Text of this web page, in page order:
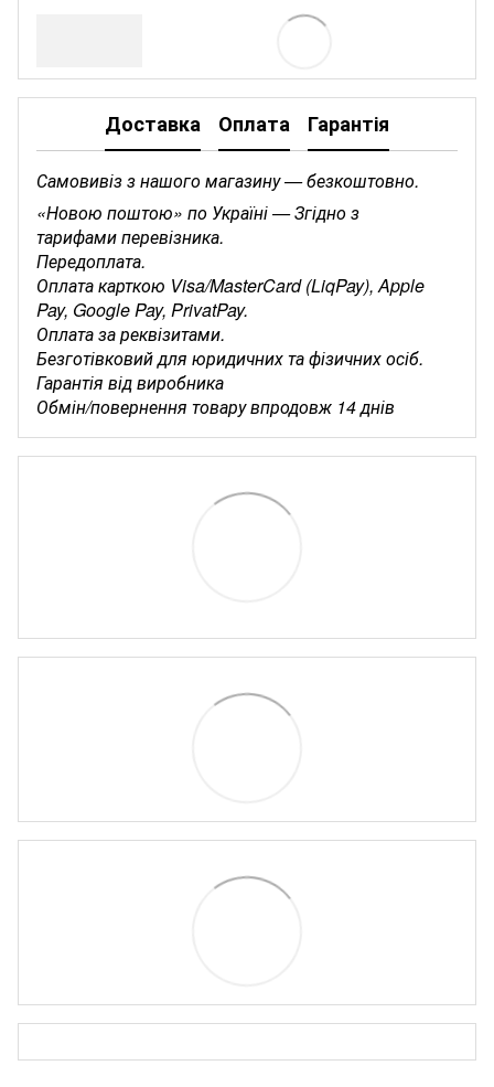
Доставка Оплата Гарантія
Самовивіз з нашого магазину — безкоштовно.
«Новою поштою» по Україні — Згідно з
тарифами перевізника.
Передоплата.
Оплата карткою Visa/MasterCard (LiqPay), Apple
Pay, Google Pay, PrivatPay.
Оплата за реквізитами.
Безготівковий для юридичних та фізичних осіб.
Гарантія від виробника
Обмін/повернення товару впродовж 14 днів